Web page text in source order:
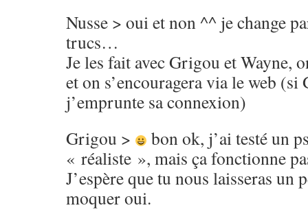
Nusse > oui et non ^^ je change
trucs…
Je les fait avec Grigou et Wayne,
et on s’encouragera via le web
j’emprunte sa connexion)
Grigou >
bon ok, j’ai testé un
« réaliste », mais ça fonctionne
J’espère que tu nous laisseras un
moquer oui.